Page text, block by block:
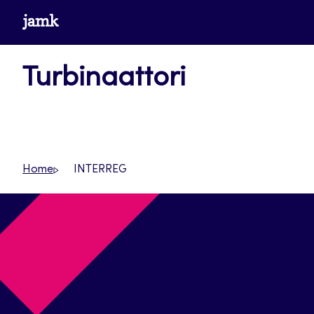
Siirrywww.jamk.fi
Turbinaattori
Home INTERREG